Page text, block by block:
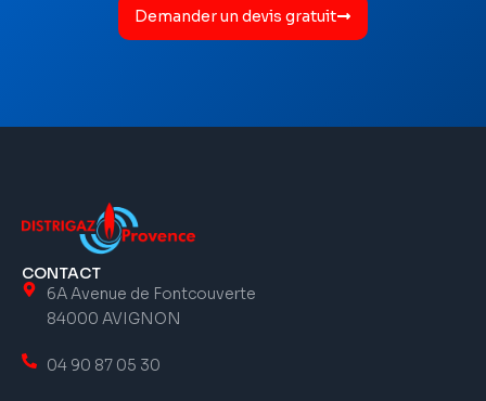
Demander un devis gratuit
CONTACT
6A Avenue de Fontcouverte
84000 AVIGNON
04 90 87 05 30